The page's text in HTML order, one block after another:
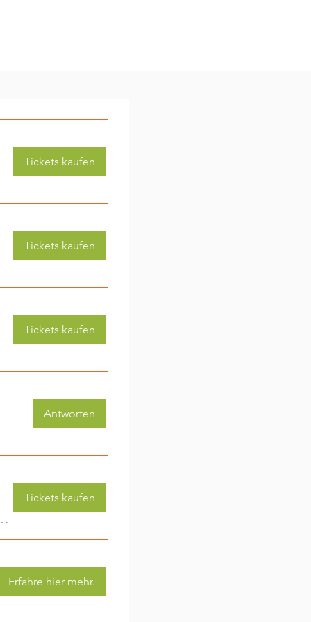
Tickets kaufen
Tickets kaufen
Tickets kaufen
Antworten
Woche eine neue Aktivität (2)
Tickets kaufen
Erfahre hier mehr.